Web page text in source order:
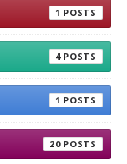
1
4
1
20